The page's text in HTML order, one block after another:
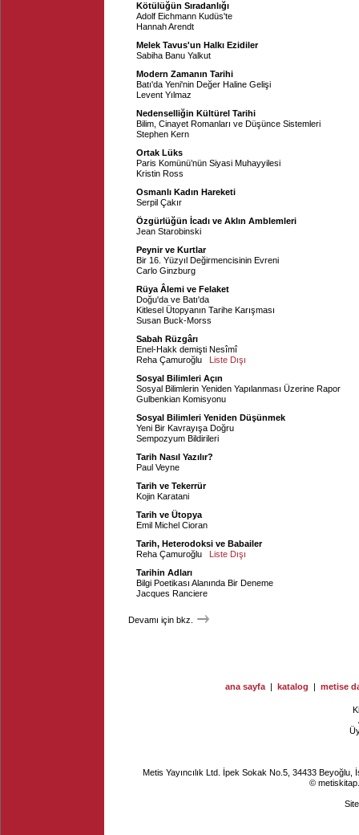
Kötülüğün Sıradanlığı
Adolf Eichmann Kudüs'te
Hannah Arendt
Melek Tavus'un Halkı Ezidiler
Sabiha Banu Yalkut
Modern Zamanın Tarihi
Batı'da Yeni'nin Değer Haline Gelişi
Levent Yılmaz
Nedenselliğin Kültürel Tarihi
Bilim, Cinayet Romanları ve Düşünce Sistemleri
Stephen Kern
Ortak Lüks
Paris Komünü’nün Siyasi Muhayyilesi
Kristin Ross
Osmanlı Kadın Hareketi
Serpil Çakır
Özgürlüğün İcadı ve Aklın Amblemleri
Jean Starobinski
Peynir ve Kurtlar
Bir 16. Yüzyıl Değirmencisinin Evreni
Carlo Ginzburg
Rüya Âlemi ve Felaket
Doğu'da ve Batı'da
Kitlesel Ütopyanın Tarihe Karışması
Susan Buck-Morss
Sabah Rüzgârı
Enel-Hakk demişti Nesîmî
Reha Çamuroğlu
Liste Dışı
Sosyal Bilimleri Açın
Sosyal Bilimlerin Yeniden Yapılanması Üzerine Rapor
Gulbenkian Komisyonu
Sosyal Bilimleri Yeniden Düşünmek
Yeni Bir Kavrayışa Doğru
Sempozyum Bildirileri
Tarih Nasıl Yazılır?
Paul Veyne
Tarih ve Tekerrür
Kojin Karatani
Tarih ve Ütopya
Emil Michel Cioran
Tarih, Heterodoksi ve Babailer
Reha Çamuroğlu
Liste Dışı
Tarihin Adları
Bilgi Poetikası Alanında Bir Deneme
Jacques Ranciere
Devamı için bkz.
ana sayfa | katalog | metise
Metis Yayıncılık Ltd. İpek Sokak No.5, 34433
©